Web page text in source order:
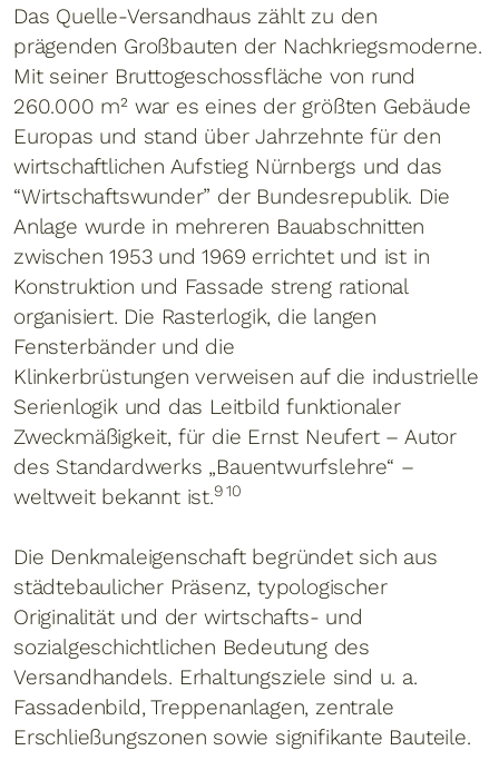
Das Quelle-Versandhaus zählt zu den
prägenden Großbauten der Nachkriegsmoderne.
Mit seiner Bruttogeschossfläche von rund
260.000 m² war es eines der größten Gebäude
Europas und stand über Jahrzehnte für den
wirtschaftlichen Aufstieg Nürnbergs und das
“Wirtschaftswunder” der Bundesrepublik. Die
Anlage wurde in mehreren Bauabschnitten
zwischen 1953 und 1969 errichtet und ist in
Konstruktion und Fassade streng rational
organisiert. Die Rasterlogik, die langen
Fensterbänder und die
Klinkerbrüstungen verweisen auf die industrielle
Serienlogik und das Leitbild funktionaler
Zweckmäßigkeit, für die Ernst Neufert – Autor
des Standardwerks „Bauentwurfslehre“ –
weltweit bekannt ist.9 10
Die Denkmaleigenschaft begründet sich aus
städtebaulicher Präsenz, typologischer
Originalität und der wirtschafts- und
sozialgeschichtlichen Bedeutung des
Versandhandels. Erhaltungsziele sind u. a.
Fassadenbild, Treppenanlagen, zentrale
Erschließungszonen sowie signifikante Bauteile.